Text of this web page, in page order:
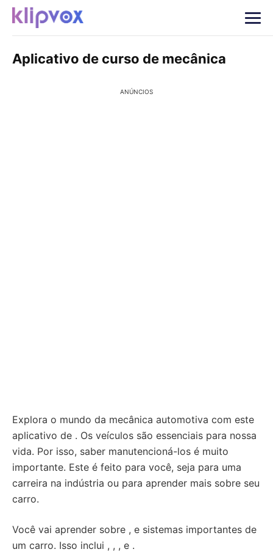
Aplicativo de curso de mecânica
ANÚNCIOS
Explora o mundo da mecânica automotiva com este
aplicativo de . Os veículos são essenciais para nossa
vida. Por isso, saber manutencioná-los é muito
importante. Este é feito para você, seja para uma
carreira na indústria ou para aprender mais sobre seu
carro.
Você vai aprender sobre , e sistemas importantes de
um carro. Isso inclui , , , e .